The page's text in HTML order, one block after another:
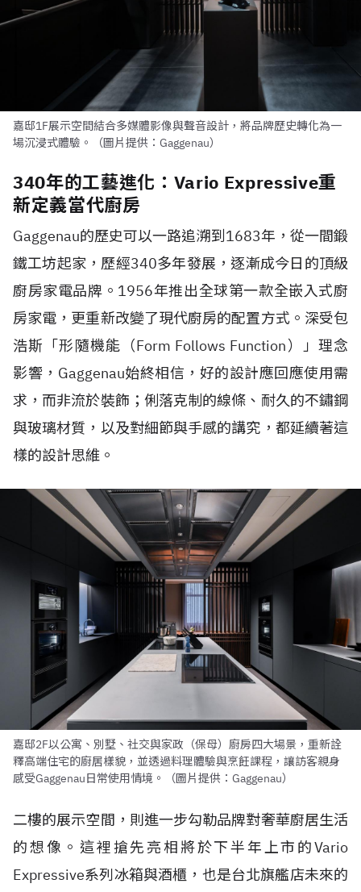
嘉邸1F展示空間結合多媒體影像與聲音設計，將品牌歷史轉化為一
場沉浸式體驗。（圖片提供：Gaggenau）
340年的工藝進化：Vario Expressive重
新定義當代廚房
Gaggenau的歷史可以一路追溯到1683年，從一間鍛
鐵工坊起家，歷經340多年發展，逐漸成今日的頂級
廚房家電品牌。1956年推出全球第一款全嵌入式廚
房家電，更重新改變了現代廚房的配置方式。深受包
浩斯「形隨機能（Form Follows Function）」理念
影響，Gaggenau始終相信，好的設計應回應使用需
求，而非流於裝飾；俐落克制的線條、耐久的不鏽鋼
與玻璃材質，以及對細節與手感的講究，都延續著這
樣的設計思維。
嘉邸2F以公寓、別墅、社交與家政（保母）廚房四大場景，重新詮
釋高端住宅的廚居樣貌，並透過料理體驗與烹飪課程，讓訪客親身
感受Gaggenau日常使用情境。（圖片提供：Gaggenau）
二樓的展示空間，則進一步勾勒品牌對奢華廚居生活
的想像。這裡搶先亮相將於下半年上市的Vario
Expressive系列冰箱與酒櫃，也是台北旗艦店未來的